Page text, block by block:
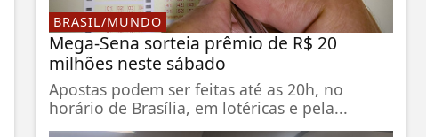
BRASIL/MUNDO
Mega-Sena sorteia prêmio de R$ 20
milhões neste sábado
Apostas podem ser feitas até as 20h, no
horário de Brasília, em lotéricas e pela...